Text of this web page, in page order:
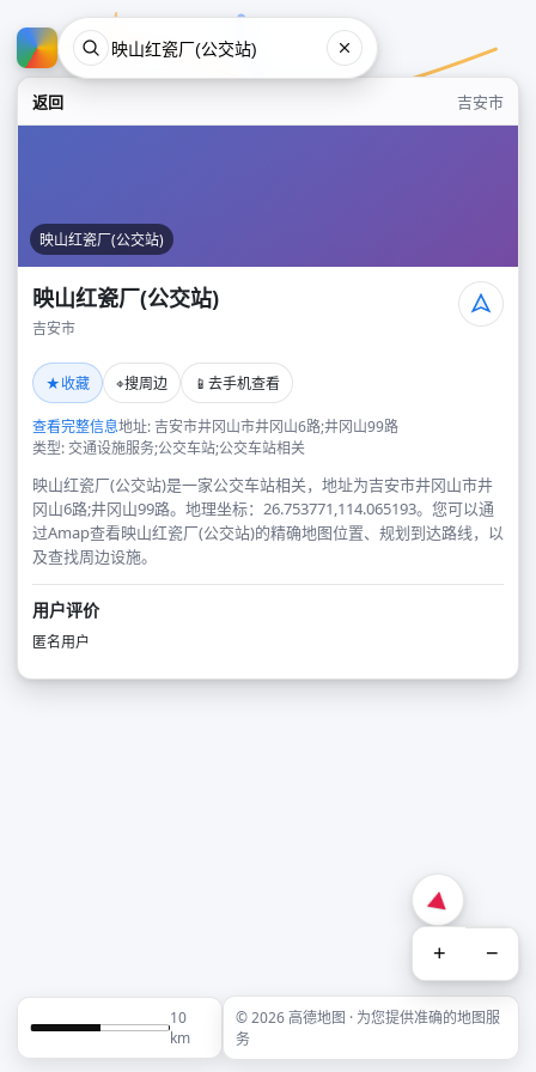
返回 吉安市
映山红瓷厂(公交站)
映山红瓷厂(公交站)
吉安市
★收藏 ⌖搜周边 📱 去手机查看
查看完整信息地址: 吉安市井冈山市井冈山6路;井冈山99路
类型: 交通设施服务;公交车站;公交车站相关
映山红瓷厂(公交站)是一家公交车站相关，地址为吉安市井冈山市井
冈山6路;井冈山99路。地理坐标：26.753771,114.065193。您可以通
过Amap查看映山红瓷厂(公交站)的精确地图位置、规划到达路线，以
及查找周边设施。
用户评价
匿名用户
+ −
10
km
© 2026 高德地图 · 为您提供准确的地图服
务